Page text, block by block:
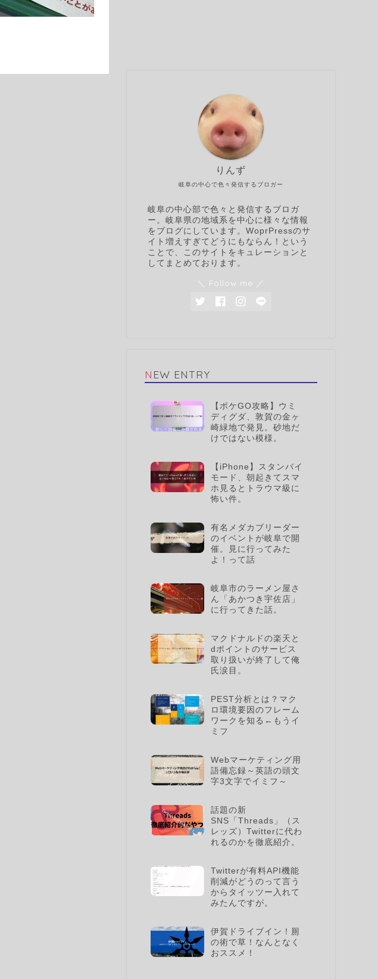
岐阜の中心で色々発信するブロガー
りんず
岐阜の中心部で色々と発信するブロガ
ー。岐阜県の地域系を中心に様々な情報
をブログにしています。WoprPressのサ
イト増えすぎてどうにもならん！という
ことで、このサイトをキュレーションと
してまとめております。
＼ Follow me ／
NEW ENTRY
【ポケGO攻略】ウミ
ディグダ、敦賀の金ヶ
崎緑地で発見。砂地だ
けではない模様。
【iPhone】スタンバイ
モード、朝起きてスマ
ホ見るとトラウマ級に
怖い件。
有名メダカブリーダー
のイベントが岐阜で開
催。見に行ってみた
よ！って話
岐阜市のラーメン屋さ
ん「あかつき宇佐店」
に行ってきた話。
マクドナルドの楽天と
dポイントのサービス
取り扱いが終了して俺
氏涙目。
PEST分析とは？マク
ロ環境要因のフレーム
ワークを知る←もうイ
ミフ
Webマーケティング用
語備忘録～英語の頭文
字3文字でイミフ～
話題の新
SNS「Threads」（ス
レッズ）Twitterに代わ
れるのかを徹底紹介。
Twitterが有料API機能
削減がどうのって言う
からタイッツー入れて
みたんですが。
伊賀ドライブイン！厠
の術で草！なんとなく
おススメ！